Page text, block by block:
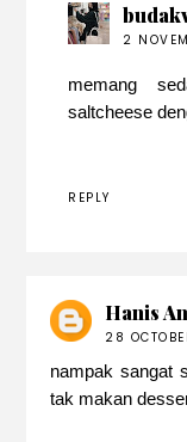
2
memang
saltcheese
REPLY
Hanis
28
nampak sangat
tak makan